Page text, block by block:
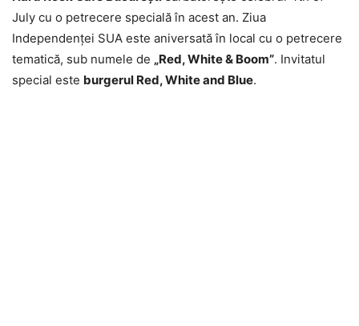
July cu o petrecere specială în acest an. Ziua
Independenţei SUA este aniversată în local cu o petrecere
tematică, sub numele de „Red, White & Boom”. Invitatul
special este burgerul Red, White and Blue.